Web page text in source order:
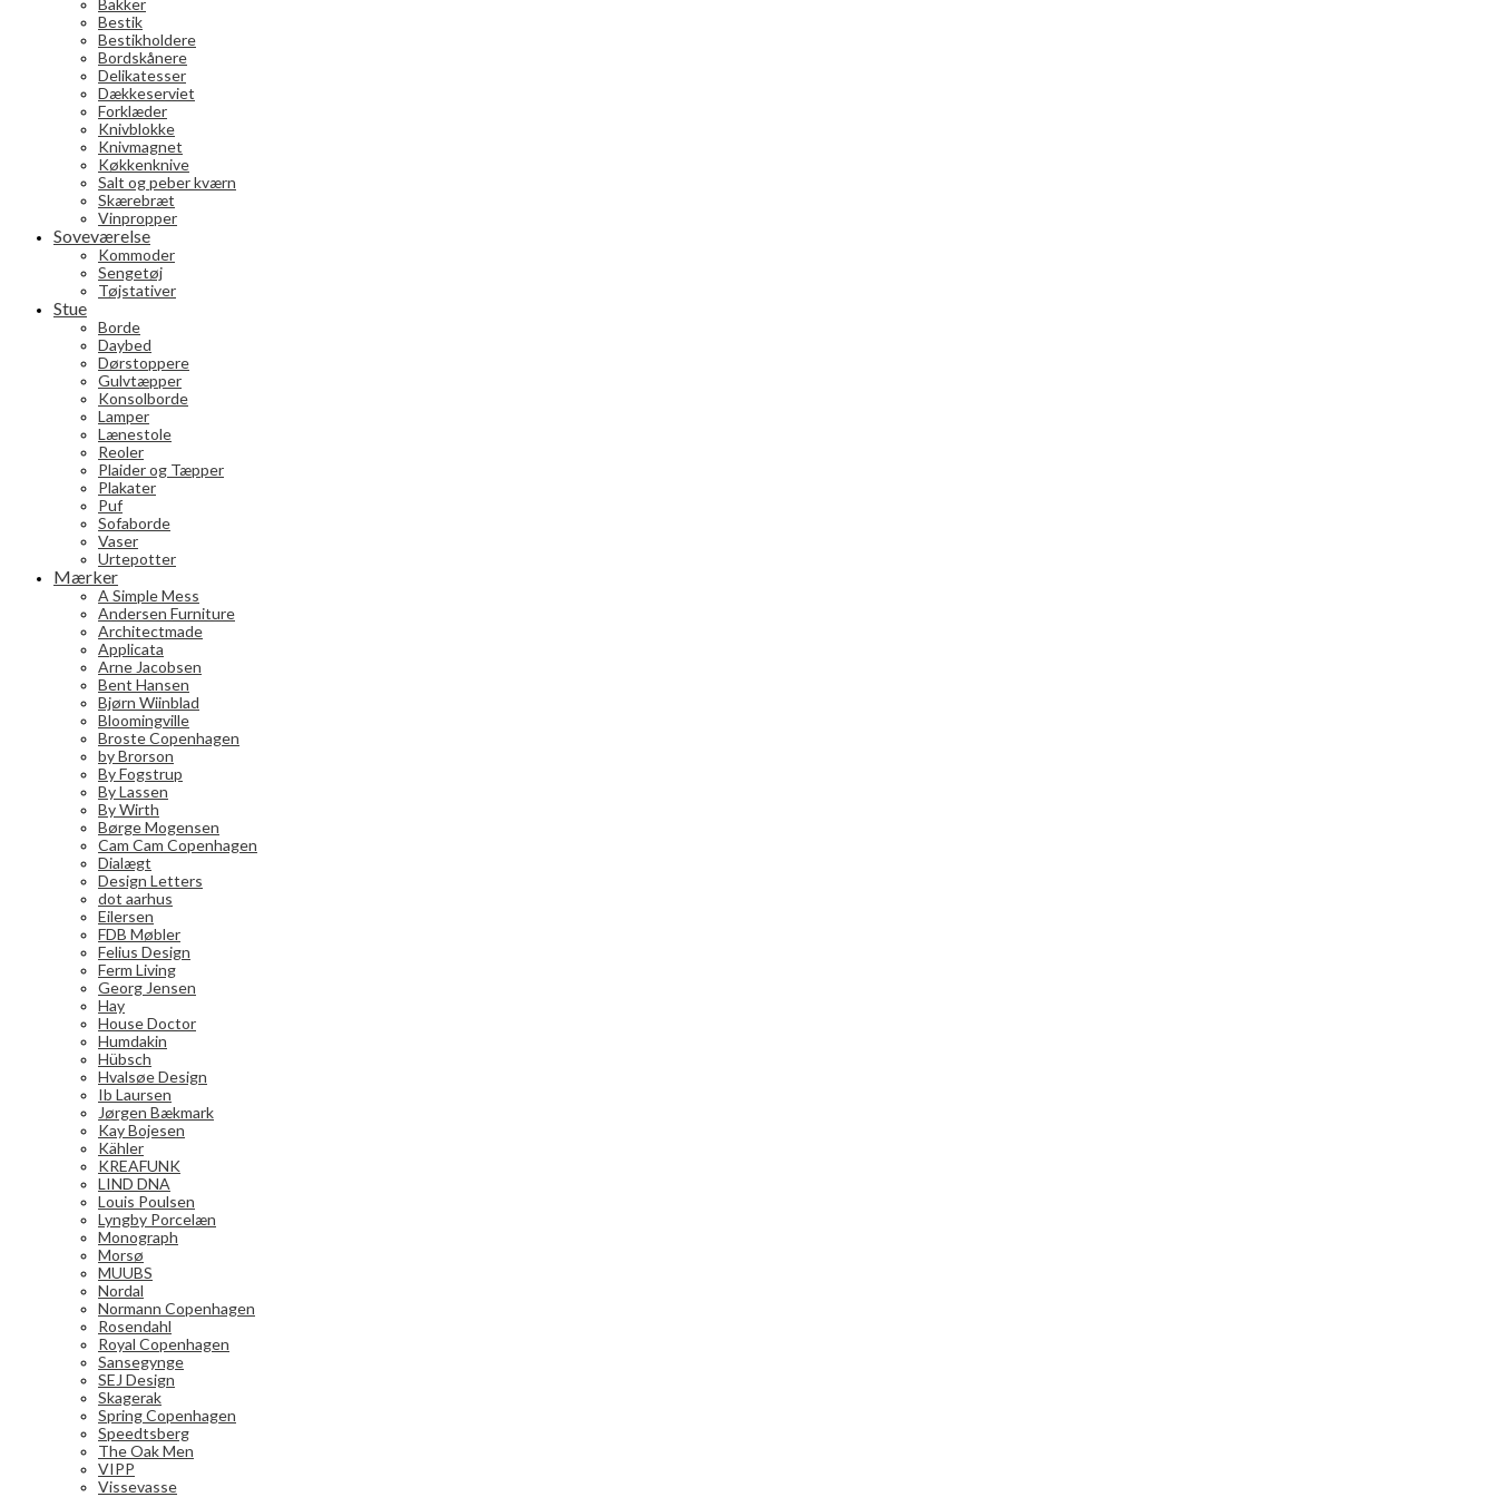
Bakker
Bestik
Bestikholdere
Bordskånere
Delikatesser
Dækkeserviet
Forklæder
Knivblokke
Knivmagnet
Køkkenknive
Salt og peber kværn
Skærebræt
Vinpropper
Soveværelse
Kommoder
Sengetøj
Tøjstativer
Stue
Borde
Daybed
Dørstoppere
Gulvtæpper
Konsolborde
Lamper
Lænestole
Reoler
Plaider og Tæpper
Plakater
Puf
Sofaborde
Vaser
Urtepotter
Mærker
A Simple Mess
Andersen Furniture
Architectmade
Applicata
Arne Jacobsen
Bent Hansen
Bjørn Wiinblad
Bloomingville
Broste Copenhagen
by Brorson
By Fogstrup
By Lassen
By Wirth
Børge Mogensen
Cam Cam Copenhagen
Dialægt
Design Letters
dot aarhus
Eilersen
FDB Møbler
Felius Design
Ferm Living
Georg Jensen
Hay
House Doctor
Humdakin
Hübsch
Hvalsøe Design
Ib Laursen
Jørgen Bækmark
Kay Bojesen
Kähler
KREAFUNK
LIND DNA
Louis Poulsen
Lyngby Porcelæn
Monograph
Morsø
MUUBS
Nordal
Normann Copenhagen
Rosendahl
Royal Copenhagen
Sansegynge
SEJ Design
Skagerak
Spring Copenhagen
Speedtsberg
The Oak Men
VIPP
Vissevasse